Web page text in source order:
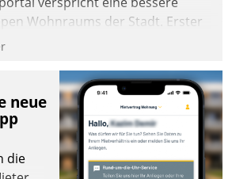
Wohnraums der Stadt. Erster
Datatrains Lösung API-Hub mit
neue
die